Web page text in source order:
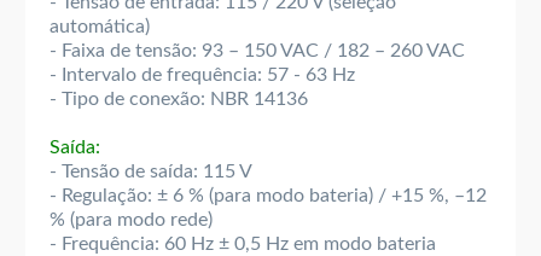
automática)
- Faixa de tensão: 93 – 150 VAC / 182 – 260 VAC
- Intervalo de frequência: 57 - 63 Hz
- Tipo de conexão: NBR 14136
Saída:
- Tensão de saída: 115 V
- Regulação: ± 6 % (para modo bateria) / +15 %, –12
% (para modo rede)
- Frequência: 60 Hz ± 0,5 Hz em modo bateria